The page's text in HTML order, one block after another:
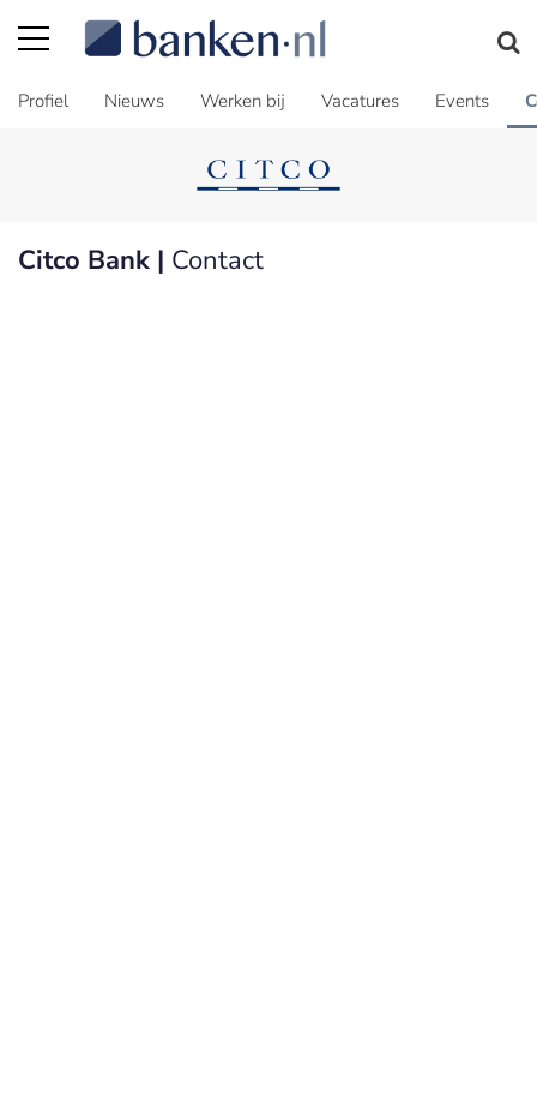
Profiel Nieuws Werken bij Vacatures Events
Citco Bank | Contact